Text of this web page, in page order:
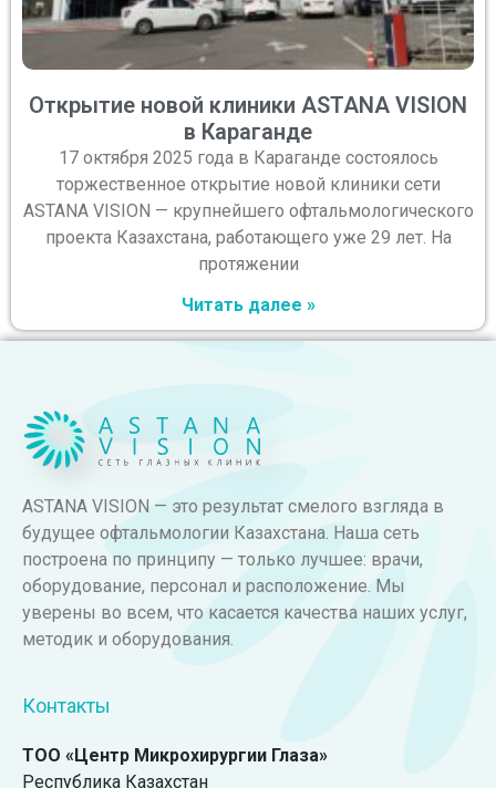
Открытие новой клиники ASTANA VISION
в Караганде
17 октября 2025 года в Караганде состоялось
торжественное открытие новой клиники сети
ASTANA VISION — крупнейшего офтальмологического
проекта Казахстана, работающего уже 29 лет. На
протяжении
Читать далее »
ASTANA VISION — это результат смелого взгляда в
будущее офтальмологии Казахстана. Наша сеть
построена по принципу — только лучшее: врачи,
оборудование, персонал и расположение. Мы
уверены во всем, что касается качества наших услуг,
методик и оборудования.
Контакты
ТОО «Центр Микрохирургии Глаза»
Республика Казахстан